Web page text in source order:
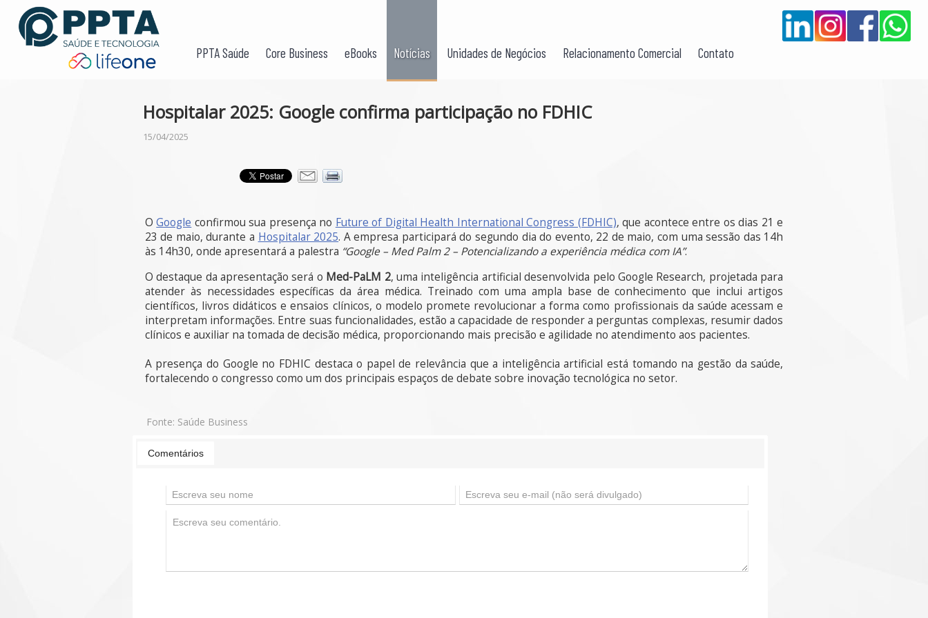
PPTA Saúde Core Business eBooks Notícias Unidades de Negócios Relacionamento Comercial Contato
Hospitalar 2025: Google confirma participação no FDHIC
15/04/2025
OGoogle confirmou sua presença no Future of Digital Health International Congress (FDHIC), que acontece entre os dias 21 e
23 de maio, durante a Hospitalar 2025. A empresa participará do segundo dia do evento, 22 de maio, com uma sessão das 14h
às 14h30, onde apresentará a palestra “Google – Med Palm 2 – Potencializando a experiência médica com IA”.
O destaque da apresentação será o Med-PaLM 2, uma inteligência artificial desenvolvida pelo Google Research, projetada para
atender às necessidades específicas da área médica. Treinado com uma ampla base de conhecimento que inclui artigos
científicos, livros didáticos e ensaios clínicos, o modelo promete revolucionar a forma como profissionais da saúde acessam e
interpretam informações. Entre suas funcionalidades, estão a capacidade de responder a perguntas complexas, resumir dados
clínicos e auxiliar na tomada de decisão médica, proporcionando mais precisão e agilidade no atendimento aos pacientes.
A presença do Google no FDHIC destaca o papel de relevância que a inteligência artificial está tomando na gestão da saúde,
fortalecendo o congresso como um dos principais espaços de debate sobre inovação tecnológica no setor.
Fonte: Saúde Business
Comentários